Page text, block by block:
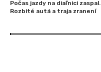
Počas jazdy na diaľnici zaspal.
Rozbité autá a traja zranení